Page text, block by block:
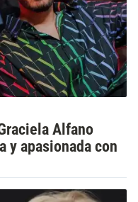
Alfano
y apasionada con